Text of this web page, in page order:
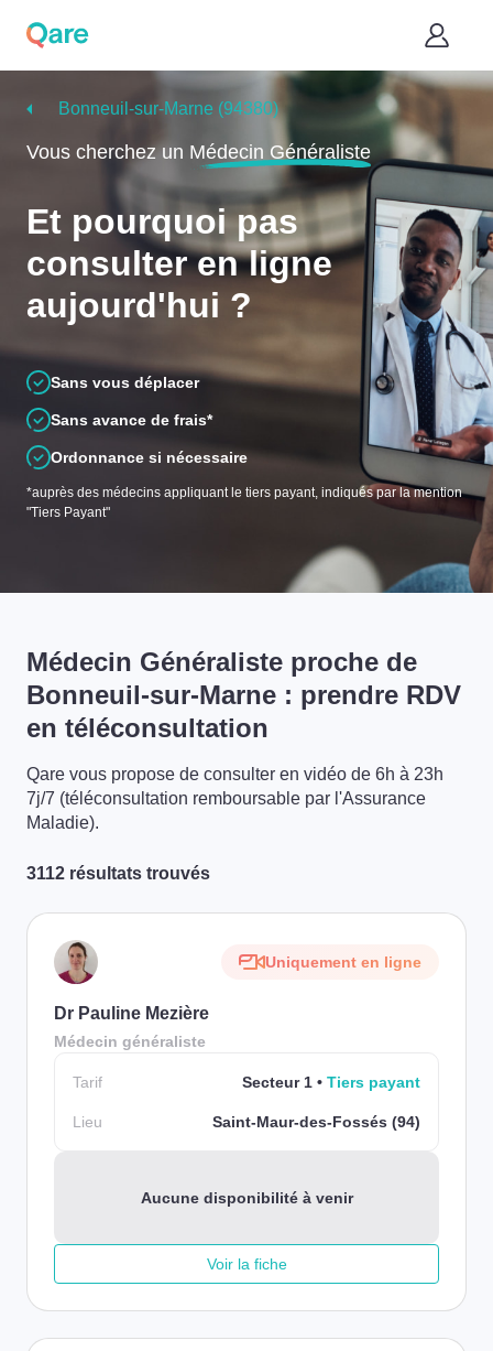
Bonneuil-sur-Marne (94380)
Vous cherchez un Médecin Généraliste
Et pourquoi pas
consulter en ligne
aujourd'hui ?
Sans vous déplacer
Sans avance de frais*
Ordonnance si nécessaire
*auprès des médecins appliquant le tiers payant, indiqués par la mention
"Tiers Payant"
Médecin Généraliste proche de
Bonneuil-sur-Marne : prendre RDV
en téléconsultation
Qare vous propose de consulter en vidéo de 6h à 23h
7j/7 (téléconsultation remboursable par l'Assurance
Maladie).
3112 résultats trouvés
Uniquement en ligne
Dr Pauline Mezière
Médecin généraliste
Tarif Secteur 1 Tiers payant
Lieu Saint-Maur-des-Fossés (94)
Aucune disponibilité à venir
Voir la fiche